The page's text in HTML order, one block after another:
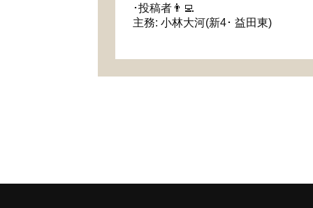
･投稿者👨‍💻
主務: 小林大河(新4･ 益田東)